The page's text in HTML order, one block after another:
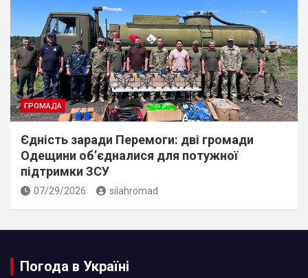
ГРОМАДА
Єдність заради Перемоги: дві громади
Одещини об’єдналися для потужної
підтримки ЗСУ
07/29/2026 silahromad
Погода в Україні